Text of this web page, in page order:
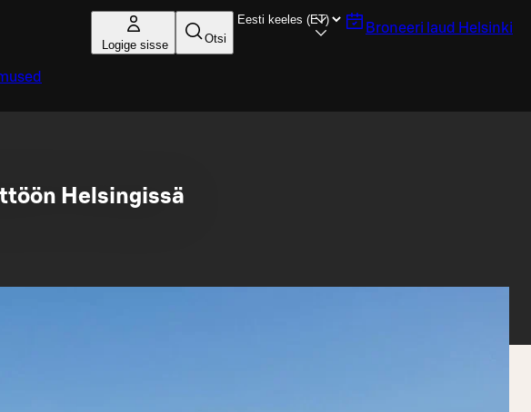
Logige sisse Otsi
Broneeri laud Helsinki
Helsingissä